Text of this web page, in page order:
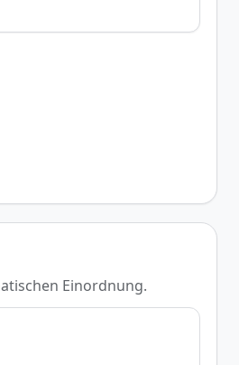
Einordnung.